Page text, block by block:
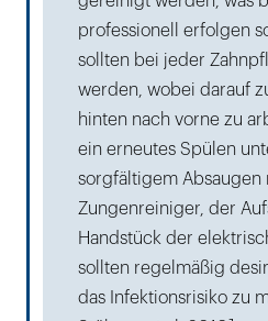
professionell erfolgen
sollten bei jeder
werden, wobei darauf
hinten nach vorne zu
ein erneutes Spülen
sorgfältigem Absaugen
Zungenreiniger, der
Handstück der
sollten regelmäßig
das Infektionsrisiko zu